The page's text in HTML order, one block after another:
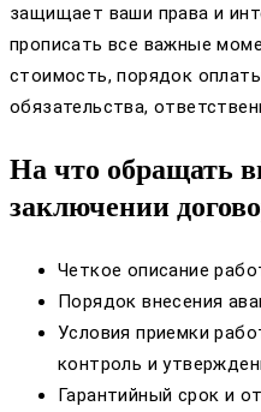
защищает ваши права и
прописать все важные
стоимость, порядок
обязательства,
На что обращать
заключении
Четкое описание
Порядок внесения
Условия приемки
контроль и
Гарантийный срок и